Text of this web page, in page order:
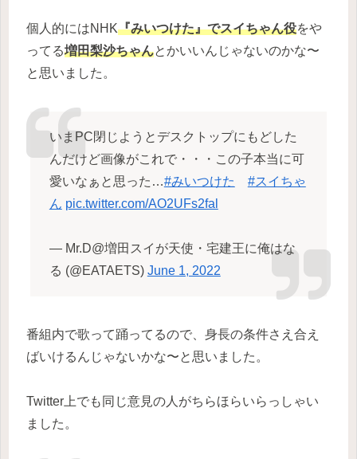
個人的にはNHK『みいつけた』でスイちゃん役をや
ってる増田梨沙ちゃんとかいいんじゃないのかな〜
と思いました。
いまPC閉じようとデスクトップにもどした
んだけど画像がこれで・・・この子本当に可
愛いなぁと思った…#みいつけた
#スイちゃ
ん pic.twitter.com/AO2UFs2fal
— Mr.D@増田スイが天使・宅建王に俺はな
る (@EATAETS) June 1, 2022
番組内で歌って踊ってるので、身長の条件さえ合え
ばいけるんじゃないかな〜と思いました。
Twitter上でも同じ意見の人がちらほらいらっしゃい
ました。